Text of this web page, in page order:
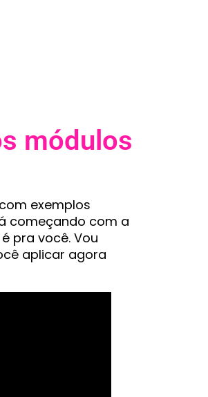
módulos
exemplos
começando com a
pra você. Vou
aplicar agora